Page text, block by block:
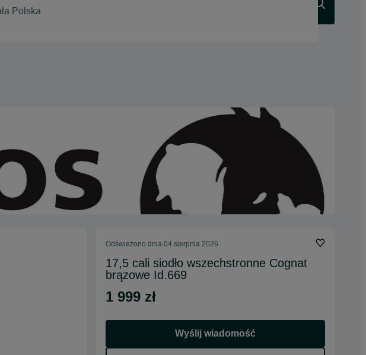
Odświeżono dnia 04 sierpnia 2026
17,5 cali siodło wszechstronne Cognat
brązowe Id.669
1 999 zł
Wyślij wiadomość